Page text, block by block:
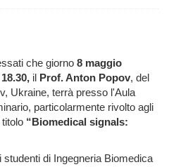
che giorno 8 maggio
il Prof. Anton Popov, del
Ukraine, terrà presso l'Aula
particolarmente rivolto agli
“Biomedical signals:
studenti di Ingegneria Biomedica